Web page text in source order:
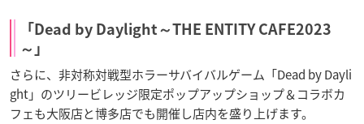
「Dead by Daylight～THE ENTITY CAFE2023
～」
さらに、非対称対戦型ホラーサバイバルゲーム「Dead by Dayli
ght」のツリービレッジ限定ポップアップショップ＆コラボカ
フェも大阪店と博多店でも開催し店内を盛り上げます。